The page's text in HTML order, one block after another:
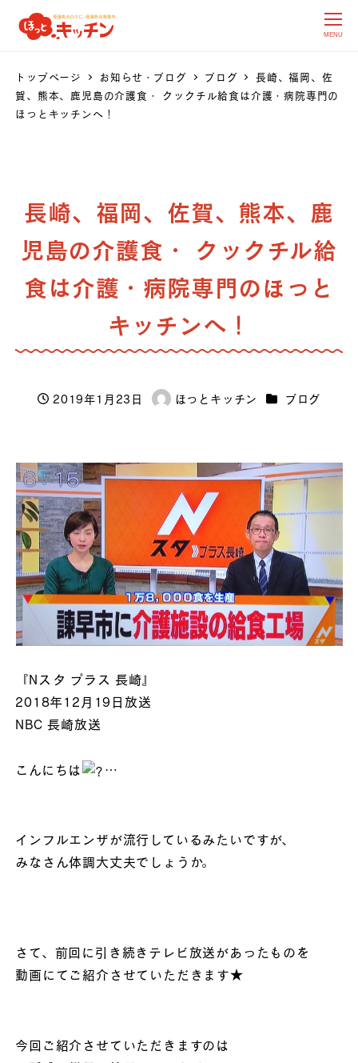
MENU
トップページ お知らせ・ブログ ブログ
長崎、福岡、佐
賀、熊本、鹿児島の介護食・ クックチル給食は介護・病院専門の
ほっとキッチンへ！
長崎、福岡、佐賀、熊本、鹿
児島の介護食・ クックチル給
食は介護・病院専門のほっと
キッチンへ！
投稿日
2019年1月23日
著
ほっとキッチン カテゴリー
ブログ
『Nスタ プラス 長崎』
2018年12月19日放送
NBC 長崎放送
こんにちは …
インフルエンザが流行しているみたいですが、
みなさん体調大丈夫でしょうか。
さて、前回に引き続きテレビ放送があったものを
動画にてご紹介させていただきます★
今回ご紹介させていただきますのは